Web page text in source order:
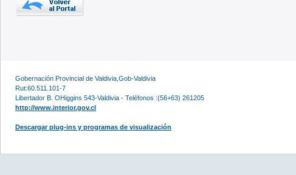
Gobernación Provincial de Valdivia,Gob-Valdivia
Rut:60.511.101-7
Libertador B. OHiggins 543-Valdivia - Teléfonos :(56+63) 261205
http://www.interior.gov.cl
Descargar plug-ins y programas de visualización